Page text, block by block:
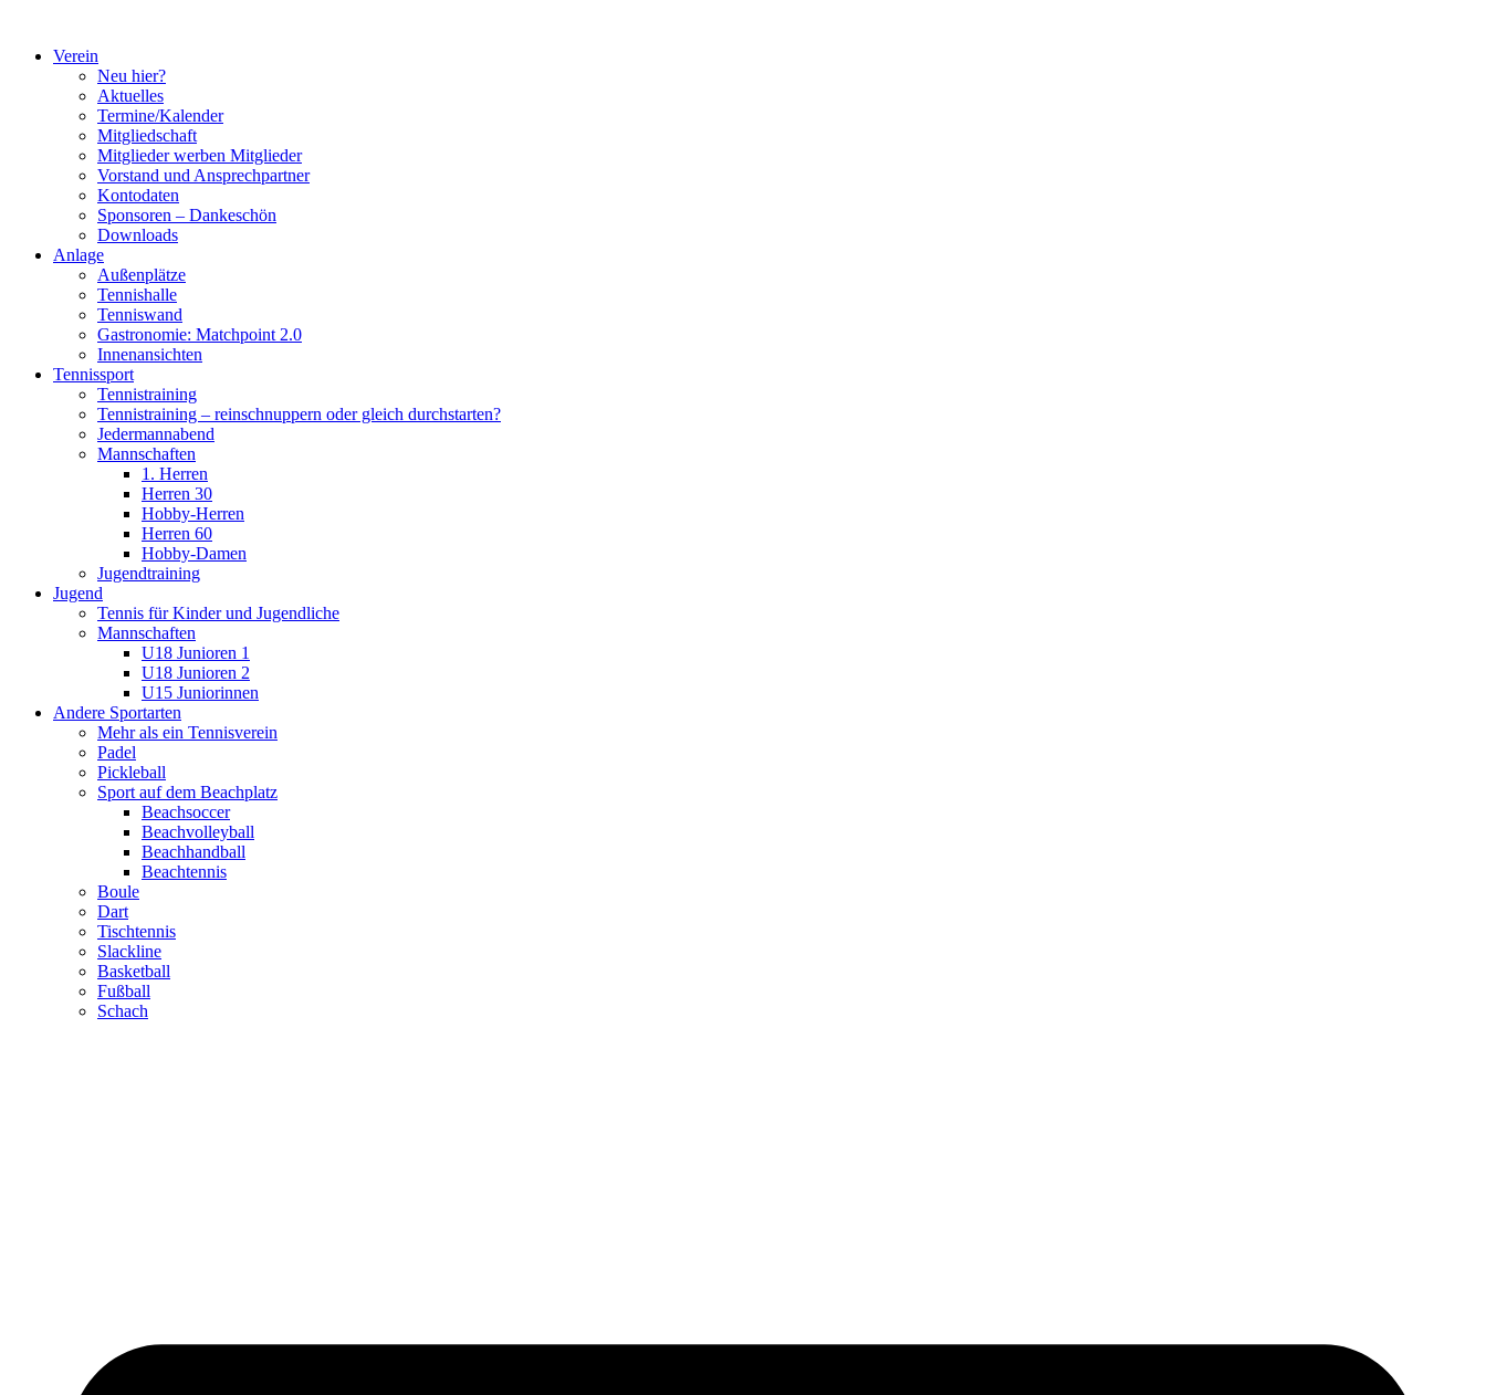
springenVerein
Neu hier?
Aktuelles
Termine/Kalender
Mitgliedschaft
Mitglieder werben Mitglieder
Vorstand und Ansprechpartner
Kontodaten
Sponsoren – Dankeschön
Downloads
Anlage
Außenplätze
Tennishalle
Tenniswand
Gastronomie: Matchpoint 2.0
Innenansichten
Tennissport
Tennistraining
Tennistraining – reinschnuppern oder gleich durchstarten?
Jedermannabend
Mannschaften
1. Herren
Herren 30
Hobby-Herren
Herren 60
Hobby-Damen
Jugendtraining
Jugend
Tennis für Kinder und Jugendliche
Mannschaften
U18 Junioren 1
U18 Junioren 2
U15 Juniorinnen
Andere Sportarten
Mehr als ein Tennisverein
Padel
Pickleball
Sport auf dem Beachplatz
Beachsoccer
Beachvolleyball
Beachhandball
Beachtennis
Boule
Dart
Tischtennis
Slackline
Basketball
Fußball
Schach